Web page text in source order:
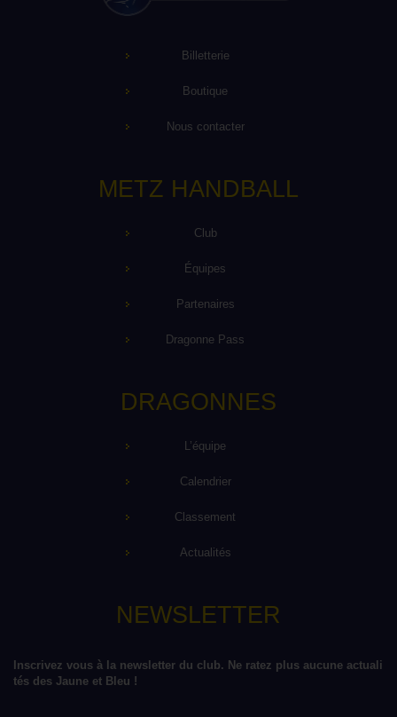
Billetterie
Boutique
Nous contacter
METZ HANDBALL
Club
Équipes
Partenaires
Dragonne Pass
DRAGONNES
L’équipe
Calendrier
Classement
Actualités
NEWSLETTER
Inscrivez vous à la newsletter du club. Ne ratez plus aucune actuali
tés des Jaune et Bleu !